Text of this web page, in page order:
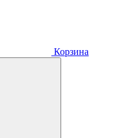
Корзина